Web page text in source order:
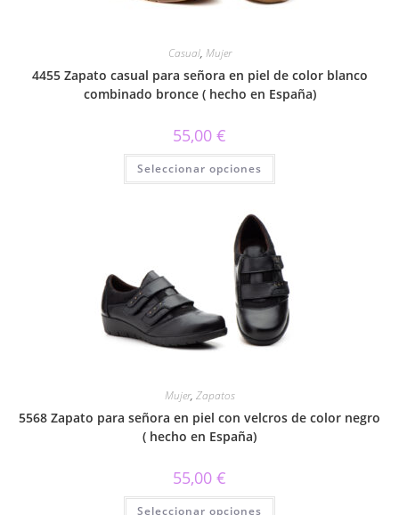
Casual, Mujer
4455 Zapato casual para señora en piel de color blanco
combinado bronce ( hecho en España)
55,00 €
Seleccionar opciones
Este
tiene
se
pueden
elegir
en
la
página
de
producto
Mujer, Zapatos
5568 Zapato para señora en piel con velcros de color negro
( hecho en España)
55,00 €
Seleccionar opciones
Este